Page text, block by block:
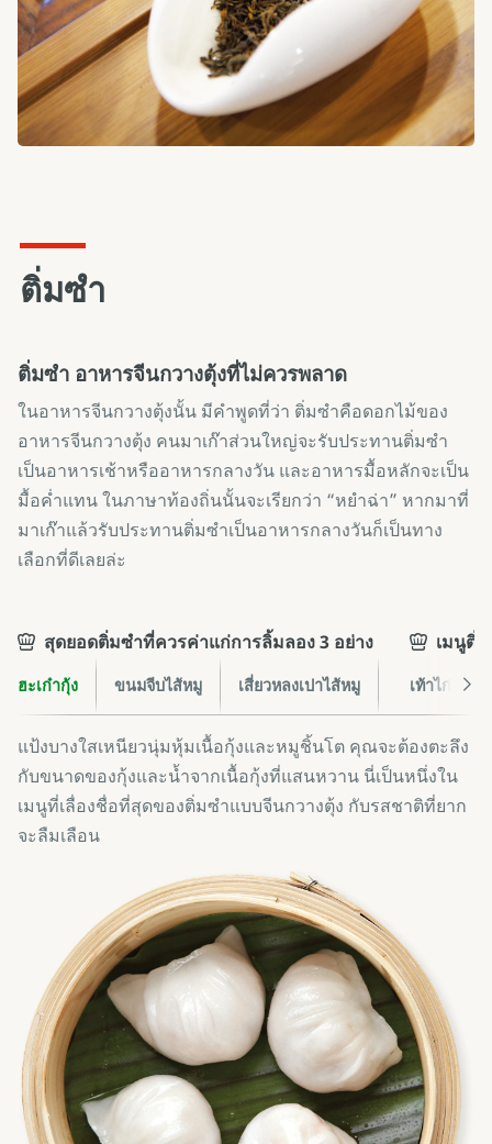
ติ่มซำ
ติ่มซำ อาหารจีนกวางตุ้งที่ไม่ควรพลาด
ในอาหารจีนกวางตุ้งนั้น มีคำพูดที่ว่า ติ่มซำคือดอกไม้ของ
อาหารจีนกวางตุ้ง คนมาเก๊าส่วนใหญ่จะรับประทานติ่มซำ
เป็นอาหารเช้าหรืออาหารกลางวัน และอาหารมื้อหลักจะเป็น
มื้อค่ำแทน ในภาษาท้องถิ่นนั้นจะเรียกว่า “หยำฉ่า” หากมาที่
มาเก๊าแล้วรับประทานติ่มซำเป็นอาหารกลางวันก็เป็นทาง
เลือกที่ดีเลยล่ะ
สุดยอดติ่มซำที่ควรค่าแก่การลิ้มลอง 3 อย่าง
ฮะเก๋ากุ้ง ขนมจีบไส้หมู เสี่ยวหลงเปาไส้หมู
เมนูติ่
เท้าไก่ตุ๋น
แป้งบางใสเหนียวนุ่มหุ้มเนื้อกุ้งและหมูชิ้นโต คุณจะต้องตะลึง
กับขนาดของกุ้งและน้ำจากเนื้อกุ้งที่แสนหวาน นี่เป็นหนึ่งใน
เมนูที่เลื่องชื่อที่สุดของติ่มซำแบบจีนกวางตุ้ง กับรสชาติที่ยาก
จะลืมเลือน